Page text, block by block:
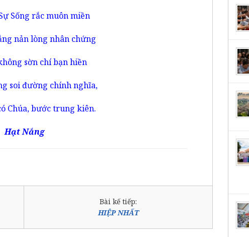
Sống rắc muôn miền
nản lòng nhân chứng
sờn chí bạn hiền
soi đường chính nghĩa,
Chúa, bước trung kiên.
Hạt Nắng
Bài kế tiếp:
HIỆP NHẤT